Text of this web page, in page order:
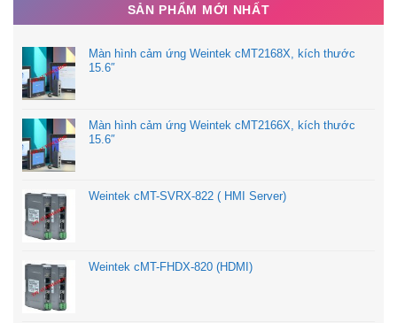
SẢN PHẨM MỚI NHẤT
Màn hình cảm ứng Weintek cMT2168X, kích thước
15.6″
Màn hình cảm ứng Weintek cMT2166X, kích thước
15.6″
Weintek cMT-SVRX-822 ( HMI Server)
Weintek cMT-FHDX-820 (HDMI)